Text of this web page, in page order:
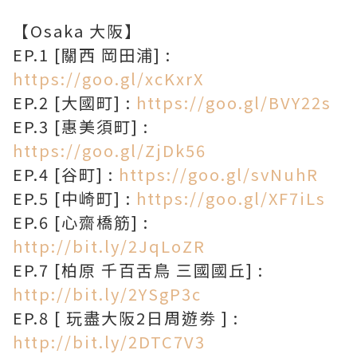
【Osaka 大阪】
EP.1 [關西 岡田浦] :
https://goo.gl/xcKxrX
EP.2 [大國町] : https://goo.gl/BVY22s
EP.3 [惠美須町] :
https://goo.gl/ZjDk56
EP.4 [谷町] : https://goo.gl/svNuhR
EP.5 [中崎町] : https://goo.gl/XF7iLs
EP.6 [心齋橋筋] :
http://bit.ly/2JqLoZR
EP.7 [柏原 千百舌鳥 三國國丘] :
http://bit.ly/2YSgP3c
EP.8 [ 玩盡大阪2日周遊劵 ] :
http://bit.ly/2DTC7V3